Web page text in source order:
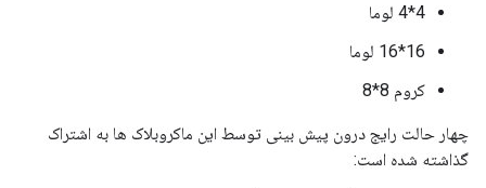
4*4 لوما
16*16 لوما
کروم 8*8
چهار حالت رایج درون پیش بینی توسط این ماکروبلاک ها به اشتراک
گذاشته شده است: